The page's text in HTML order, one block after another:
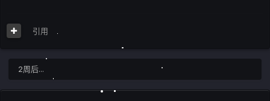
引用
2周后...